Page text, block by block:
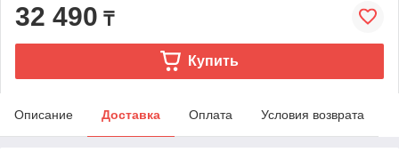
32 490 ₸
Купить
Описание Доставка Оплата Условия возврата